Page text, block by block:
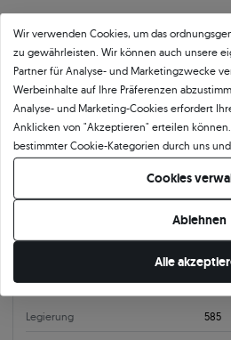
Produktkategorie
OhrringeOhrringe aus WeißgoldOhrringe
Ohrringe mit DiamantenOhringe Gold
Produktparameter:
Material
Legierung 585
Wir verwenden Cookies, um das
zu gewährleisten. Wir können auch unsere
Partner für Analyse- und Marketingzwecke
Werbeinhalte auf Ihre Präferenzen
Analyse- und Marketing-Cookies erfordert
Anklicken von "Akzeptieren" erteilen
bestimmter Cookie-Kategorien durch uns
möchten, klicken Sie auf "Lassen Sie mich
Präferenzen. Sie können Ihre Zustimmung
Ihre Cookie-Einstellungen ändern.
Cookies
Ablehnen
Alle